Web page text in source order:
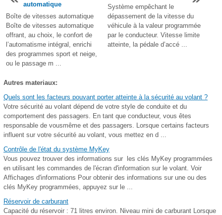
automatique
Boîte de vitesses automatique
Boîte de vitesses automatique
offrant, au choix, le confort de
l’automatisme intégral, enrichi
des programmes sport et neige,
ou le passage m ...
Système empêchant le
dépassement de la vitesse du
véhicule à la valeur programmée
par le conducteur. Vitesse limite
atteinte, la pédale d’accé ...
Autres materiaux:
Quels sont les facteurs pouvant porter atteinte à la sécurité au volant ?
Votre sécurité au volant dépend de votre style de conduite et du
comportement des passagers. En tant que conducteur, vous êtes
responsable de vousmême et des passagers. Lorsque certains facteurs
influent sur votre sécurité au volant, vous mettez en d ...
Contrôle de l'état du système MyKey
Vous pouvez trouver des informations sur les clés MyKey programmées
en utilisant les commandes de l'écran d'information sur le volant. Voir
Affichages d'informations Pour obtenir des informations sur une ou des
clés MyKey programmées, appuyez sur le ...
Réservoir de carburant
Capacité du réservoir : 71 litres environ. Niveau mini de carburant Lorsque